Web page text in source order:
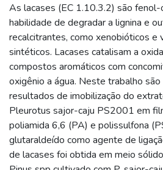
As lacases (EC 1.10.3.2) são fenol-
habilidade de degradar a lignina e
recalcitrantes, como xenobióticos e
sintéticos. Lacases catalisam a
compostos aromáticos com
oxigênio a água. Neste trabalho
resultados de imobilização do
Pleurotus sajor-caju PS2001 em
poliamida 6,6 (PA) e polissulfona
glutaraldeído como agente de
de lacases foi obtida em meio